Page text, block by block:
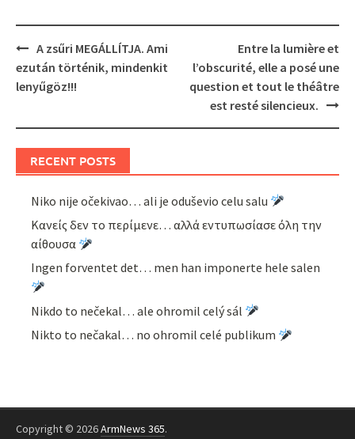
Post
navigation
A zsűri MEGÁLLÍTJA. Ami
ezután történik, mindenkit
lenyűgöz!!!
Entre la lumière et
l’obscurité, elle a posé une
question et tout le théâtre
est resté silencieux.
RECENT POSTS
Niko nije očekivao… ali je oduševio celu salu
Κανείς δεν το περίμενε… αλλά εντυπωσίασε όλη την
αίθουσα
Ingen forventet det… men han imponerte hele salen
Nikdo to nečekal… ale ohromil celý sál
Nikto to nečakal… no ohromil celé publikum
Copyright © 2026ArmNews 365.